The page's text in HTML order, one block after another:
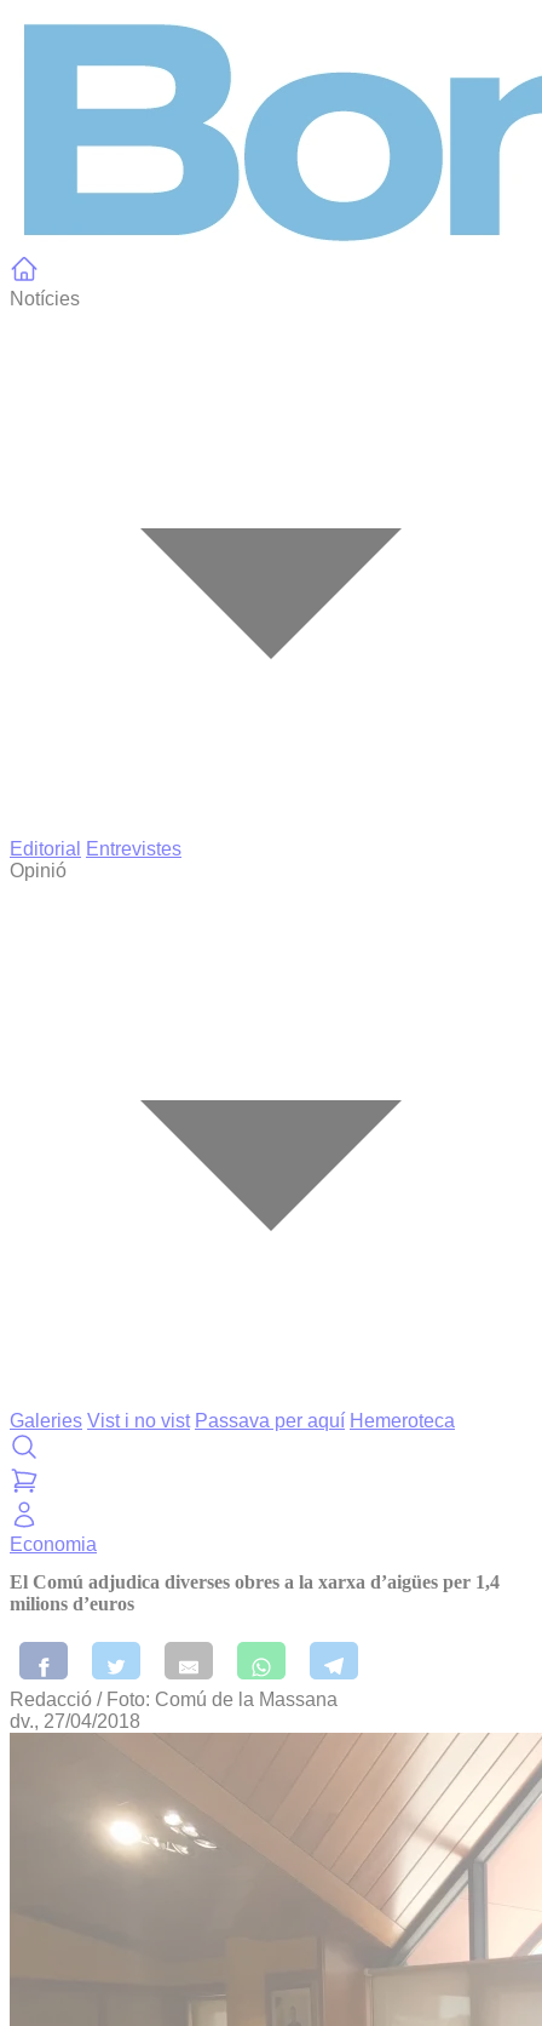
Notícies
Editorial
Entrevistes
Opinió
Galeries Vist i no vist Passava per aquí Hemeroteca
Economia
El Comú adjudica diverses obres a la xarxa d’aigües per 1,4
milions d’euros
Redacció / Foto: Comú de la Massana
dv., 27/04/2018